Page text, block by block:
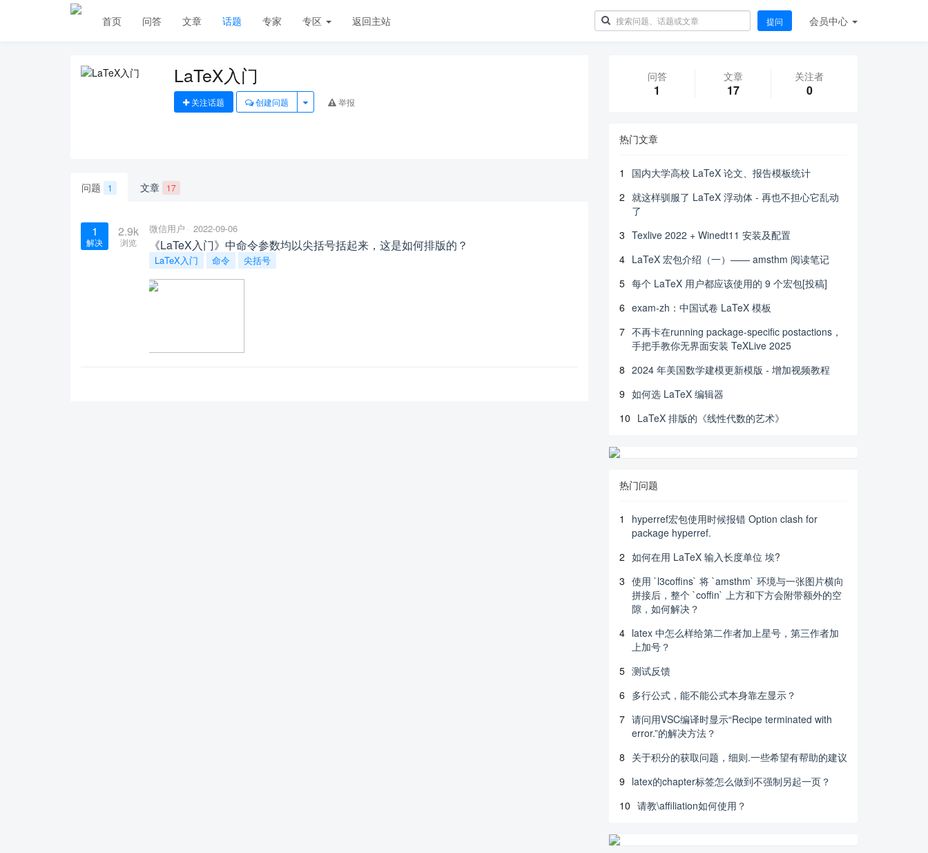
首页 问答 文章 话题 专家 专区 返回主站 提问 会员中心
LaTeX入门
关注话题 创建问题 举报
问题 1 文章 17
1
解决
2.9k
浏览
微信用户 2022-09-06
《LaTeX入门》中命令参数均以尖括号括起来，这是如何排版的？
LaTeX入门 命令 尖括号
问答
1
文章
17
关注者
0
热门文章
1
国内大学高校 LaTeX 论文、报告模板统计
2 就这样驯服了 LaTeX 浮动体 - 再也不担心它乱动
了
3 Texlive 2022 + Winedt11 安装及配置
4 LaTeX 宏包介绍（一）—— amsthm 阅读笔记
5 每个 LaTeX 用户都应该使用的 9 个宏包[投稿]
6 exam-zh：中国试卷 LaTeX 模板
7 不再卡在running package-specific postactions，
手把手教你无界面安装 TeXLive 2025
8 2024 年美国数学建模更新模版 - 增加视频教程
9 如何选 LaTeX 编辑器
10 LaTeX 排版的《线性代数的艺术》
热门问题
1
hyperref宏包使用时候报错 Option clash for
package hyperref.
2 如何在用 LaTeX 输入长度单位 埃?
3 使用 `l3coffins` 将 `amsthm` 环境与一张图片横向
拼接后，整个 `coffin` 上方和下方会附带额外的空
隙，如何解决？
4 latex 中怎么样给第二作者加上星号，第三作者加
上加号？
5 测试反馈
6 多行公式，能不能公式本身靠左显示？
7 请问用VSC编译时显示“Recipe terminated with
error.”的解决方法？
8 关于积分的获取问题，细则.一些希望有帮助的建议
9 latex的chapter标签怎么做到不强制另起一页？
10 请教\affiliation如何使用？